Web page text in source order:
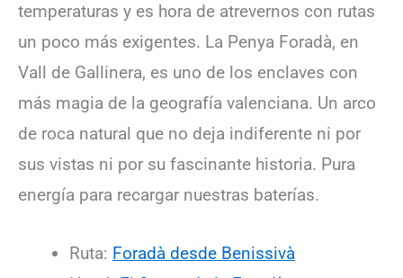
temperaturas y es hora de atrevernos con rutas
un poco más exigentes. La Penya Foradà, en
Vall de Gallinera, es uno de los enclaves con
más magia de la geografía valenciana. Un arco
de roca natural que no deja indiferente ni por
sus vistas ni por su fascinante historia. Pura
energía para recargar nuestras baterías.
Ruta: Foradà desde Benissivà